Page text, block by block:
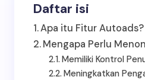
Daftar isi
Apa itu Fitur Autoads?
Mengapa Perlu
Memiliki Kontrol
Meningkatkan